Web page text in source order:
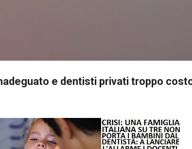
e dentisti privati troppo